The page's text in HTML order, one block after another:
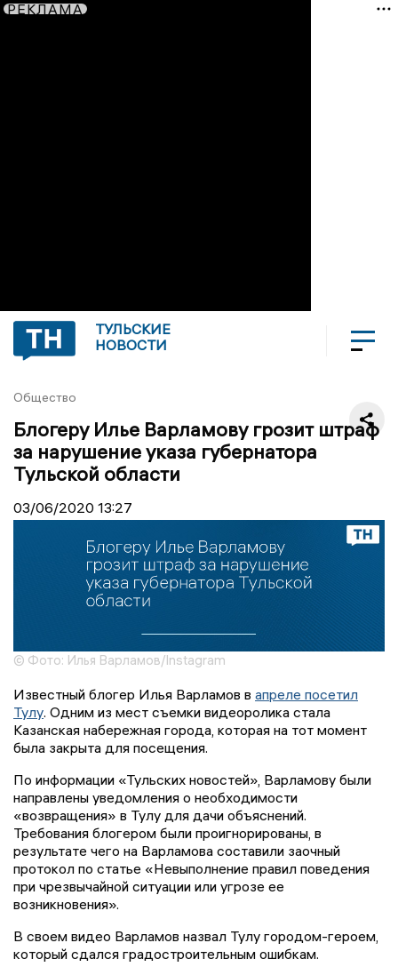
РЕКЛАМА
ТУЛЬСКИЕ
НОВОСТИ
Общество
Блогеру Илье Варламову грозит штраф
за нарушение указа губернатора
Тульской области
03/06/2020 13:27
© Фото: Илья Варламов/Instagram
Известный блогер Илья Варламов в апреле посетил
Тулу. Одним из мест съемки видеоролика стала
Казанская набережная города, которая на тот момент
была закрыта для посещения.
По информации «Тульских новостей», Варламову были
направлены уведомления о необходимости
«возвращения» в Тулу для дачи объяснений.
Требования блогером были проигнорированы, в
результате чего на Варламова составили заочный
протокол по статье «Невыполнение правил поведения
при чрезвычайной ситуации или угрозе ее
возникновения».
В своем видео Варламов назвал Тулу городом-героем,
который сдался градостроительным ошибкам.